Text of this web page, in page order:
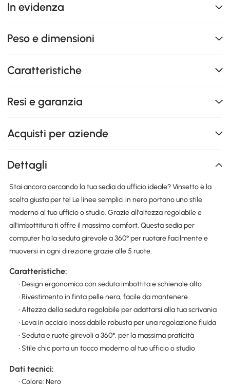
In evidenza
Peso e dimensioni
Caratteristiche
Resi e garanzia
Acquisti per aziende
Dettagli
Stai ancora cercando la tua sedia da ufficio ideale? Vinsetto è la
scelta giusta per te! Le linee semplici in nero portano uno stile
moderno al tuo ufficio o studio. Grazie all'altezza regolabile e
all'imbottitura ti offre il massimo comfort. Questa sedia per
computer ha la seduta girevole a 360° per ruotare facilmente e
muoversi in ogni direzione grazie alle 5 ruote.
Caratteristiche:
• Design ergonomico con seduta imbottita e schienale alto
• Rivestimento in finta pelle nera, facile da mantenere
• Altezza della seduta regolabile per adattarsi alla tua scrivania
• Leva in acciaio inossidabile robusta per una regolazione fluida
• Seduta e ruote girevoli a 360°, per la massima praticità
• Stile chic porta un tocco moderno al tuo ufficio o studio
Dati tecnici:
• Colore: Nero